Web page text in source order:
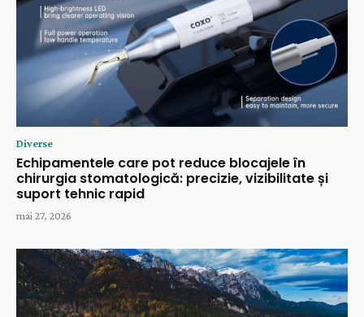
Diverse
Echipamentele care pot reduce blocajele în
chirurgia stomatologică: precizie, vizibilitate și
suport tehnic rapid
mai 27, 2026